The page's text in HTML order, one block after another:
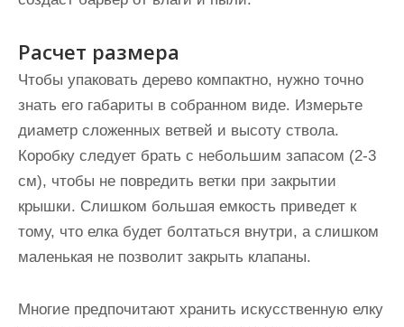
Расчет размера
Чтобы упаковать дерево компактно, нужно точно
знать его габариты в собранном виде. Измерьте
диаметр сложенных ветвей и высоту ствола.
Коробку следует брать с небольшим запасом (2-3
см), чтобы не повредить ветки при закрытии
крышки. Слишком большая емкость приведет к
тому, что елка будет болтаться внутри, а слишком
маленькая не позволит закрыть клапаны.
Многие предпочитают хранить искусственную елку